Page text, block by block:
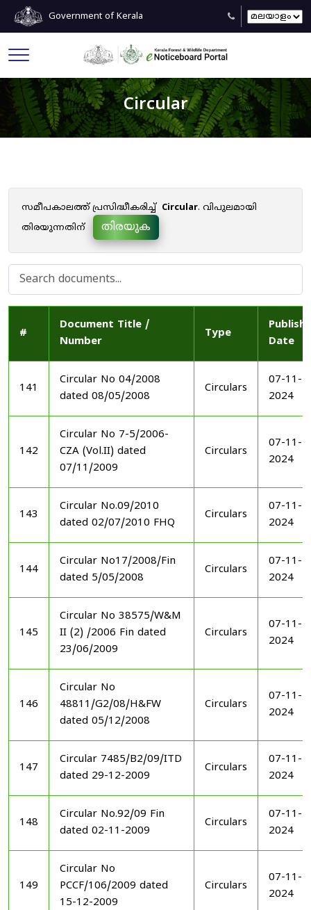
Government of Kerala
Circular
സമീപകാലത്ത് പ്രസിദ്ധീകരിച്ച് Circular. വിപുലമായി
തിരയുന്നതിന്
തിരയുക
#
Document Title /
Number
Type
Date
141
Circular No 04/2008
dated 08/05/2008
Circulars
07-11-
2024
142
Circular No 7-5/2006-
CZA (Vol.II) dated
07/11/2009
Circulars
07-11-
2024
143
Circular No.09/2010
dated 02/07/2010 FHQ
Circulars
07-11-
2024
144
Circular No17/2008/Fin
dated 5/05/2008
Circulars
07-11-
2024
145
Circular No 38575/W&M
II (2) /2006 Fin dated
23/06/2009
Circulars
07-11-
2024
146
Circular No
48811/G2/08/H&FW
dated 05/12/2008
Circulars
07-11-
2024
147
Circular 7485/B2/09/ITD
dated 29-12-2009
Circulars
07-11-
2024
148
Circular No.92/09 Fin
dated 02-11-2009
Circulars
07-11-
2024
149
Circular No
PCCF/106/2009 dated
15-12-2009
Circulars
07-11-
2024